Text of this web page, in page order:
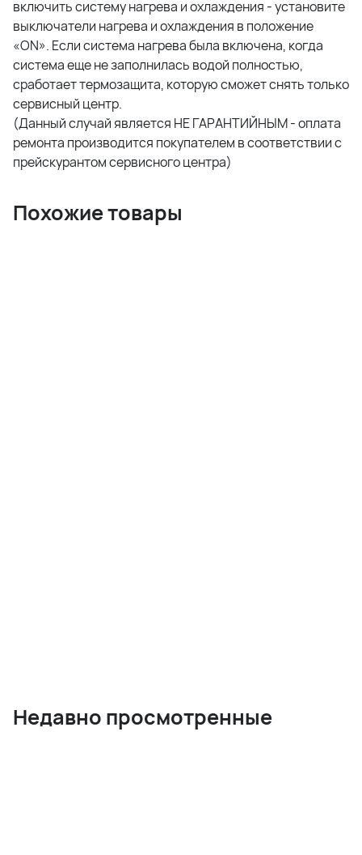
включить систему нагрева и охлаждения - установите
выключатели нагрева и охлаждения в положение
«ON». Если система нагрева была включена, когда
система еще не заполнилась водой полностью,
сработает термозащита, которую сможет снять только
сервисный центр.
(Данный случай является НЕ ГАРАНТИЙНЫМ - оплата
ремонта производится покупателем в соответствии с
прейскурантом сервисного центра)
Похожие товары
Недавно просмотренные